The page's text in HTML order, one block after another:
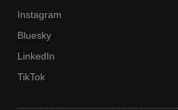
Instagram
Bluesky
LinkedIn
TikTok